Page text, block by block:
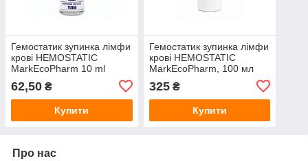
Гемостатик зупинка лімфи
крові HEMOSTATIC
MarkEcoPharm 10 ml
62,50 ₴
Купити
Гемостатик зупинка лімфи
крові HEMOSTATIC
MarkEcoPharm, 100 мл
325₴
Купити
Про нас